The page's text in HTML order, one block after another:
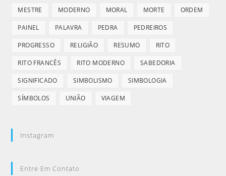
MESTRE MODERNO MORAL MORTE ORDEM
PAINEL PALAVRA PEDRA PEDREIROS
PROGRESSO RELIGIÃO RESUMO RITO
RITO FRANCÊS RITO MODERNO SABEDORIA
SIGNIFICADO SIMBOLISMO SIMBOLOGIA
SÍMBOLOS UNIÃO VIAGEM
Instagram
Entre Em Contato